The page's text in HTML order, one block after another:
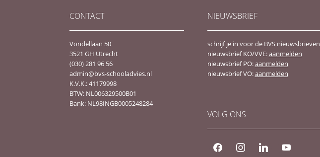
CONTACT
Vondellaan 50
3521 GH Utrecht
(030) 281 96 56
admin@bvs-schooladvies.nl
K.V.K.: 41179998
BTW: NL006329500B01
Bank: NL98INGB0005248284
NIEUWSBRIEF
schrijf je in voor de BVS nieuwsbrieven
nieuwsbrief KO/VVE:aanmelden
nieuwsbrief PO:aanmelden
nieuwsbrief VO:aanmelden
VOLG ONS
facebook instagramlinkedin youtube